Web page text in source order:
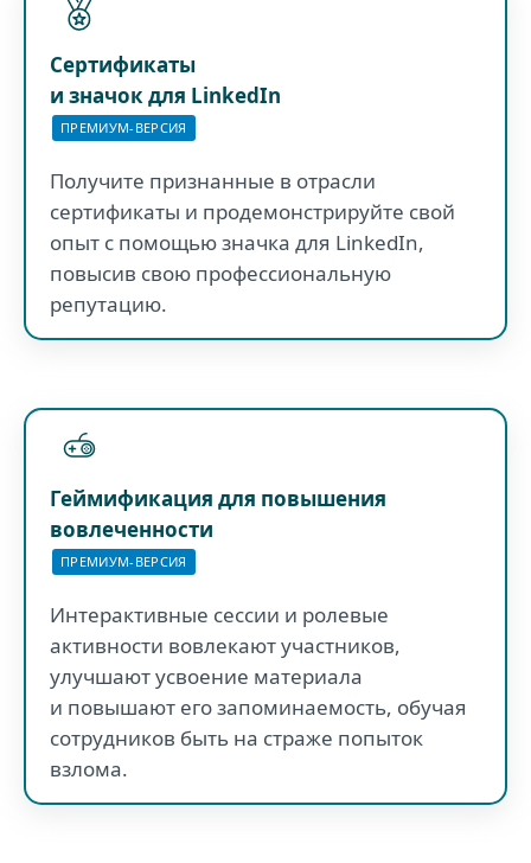
Сертификаты
и значок для LinkedIn
ПРЕМИУМ-ВЕРСИЯ
Получите признанные в отрасли
сертификаты и продемонстрируйте свой
опыт с помощью значка для LinkedIn,
повысив свою профессиональную
репутацию.
Геймификация для повышения
вовлеченности
ПРЕМИУМ-ВЕРСИЯ
Интерактивные сессии и ролевые
активности вовлекают участников,
улучшают усвоение материала
и повышают его запоминаемость, обучая
сотрудников быть на страже попыток
взлома.